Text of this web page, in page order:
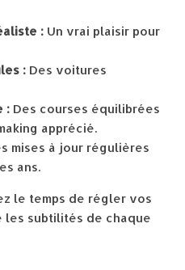
: Un vrai plaisir pour
: Des voitures
: Des courses équilibrées
apprécié.
mises à jour régulières
ans.
le temps de régler vos
subtilités de chaque